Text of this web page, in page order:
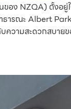
ง NZQA) ตั้งอยู่ใ
ธารณะ Albert
ความสะดวกสบาย